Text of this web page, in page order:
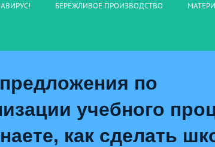
БЕРЕЖЛИВОЕ ПРОИЗВОДСТВО
по
учебного
как сделать